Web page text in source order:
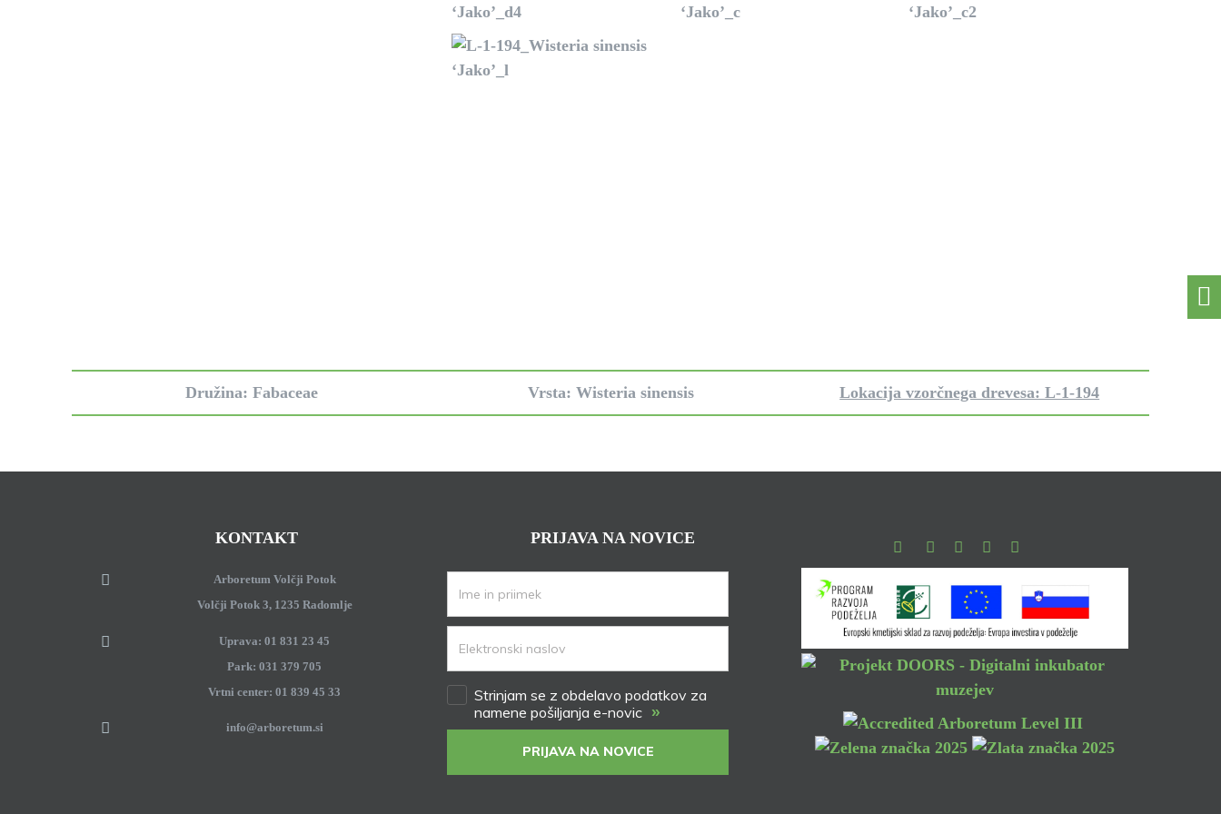
Družina: Fabaceae Vrsta: Wisteria sinensis Lokacija vzorčnega drevesa: L-1-194
KONTAKT
Arboretum Volčji Potok
Volčji Potok 3, 1235 Radomlje
Uprava: 01 831 23 45
Park: 031 379 705
Vrtni center: 01 839 45 33
info@arboretum.si
PRIJAVA NA NOVICE
Strinjam se z obdelavo podatkov za
namene pošiljanja e-novic »
PRIJAVA NA NOVICE
FacebookInstagramYoutubePinterestTikTok